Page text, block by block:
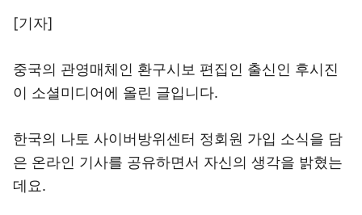
[기자]
중국의 관영매체인 환구시보 편집인 출신인 후시진
이 소셜미디어에 올린 글입니다.
한국의 나토 사이버방위센터 정회원 가입 소식을 담
은 온라인 기사를 공유하면서 자신의 생각을 밝혔는
데요.